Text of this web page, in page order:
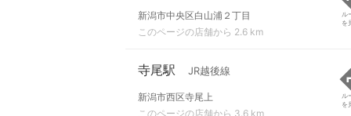
新潟市中央区白山浦２丁目
このページの店舗から 2.6 km
ル
を
寺尾駅 JR越後線
新潟市西区寺尾上
このページの店舗から 3.6 km
ル
を